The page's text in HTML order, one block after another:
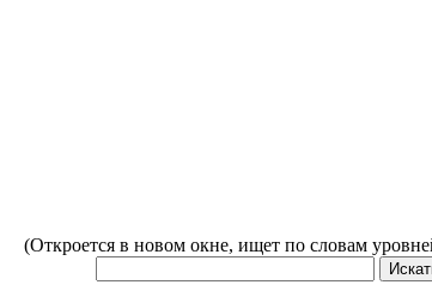
(Откроется в новом окне, ищет по словам